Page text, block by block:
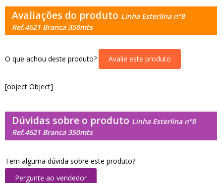
Avaliações do produto Linha Esterlina n°8
Ref.4621 Branca 350mts
O que achou deste produto? Avalie este produto
[object Object]
Dúvidas sobre o produto Linha Esterlina n°8
Ref.4621 Branca 350mts
Tem alguma dúvida sobre este produto?
Pergunte ao vendedor